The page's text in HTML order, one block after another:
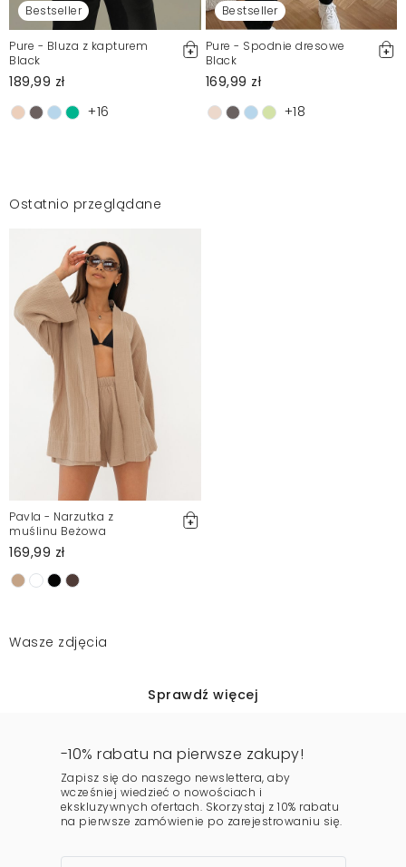
Bestseller
Pure - Bluza z kapturem
Black
189,99 zł
+16
Bestseller
Pure - Spodnie dresowe
Black
169,99 zł
+18
Ostatnio przeglądane
Pavla - Narzutka z
muślinu Beżowa
169,99 zł
Wasze zdjęcia
Sprawdź więcej
-10% rabatu na pierwsze zakupy!
Zapisz się do naszego newslettera, aby
wcześniej wiedzieć o nowościach i
ekskluzywnych ofertach. Skorzystaj z 10% rabatu
na pierwsze zamówienie po zarejestrowaniu się.